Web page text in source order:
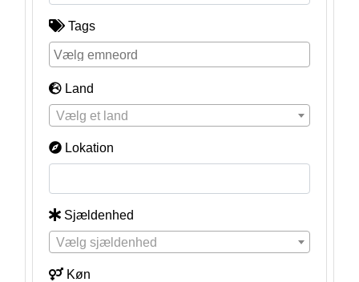
Tags
Land
Vælg et land
Lokation
Sjældenhed
Vælg sjældenhed
Køn